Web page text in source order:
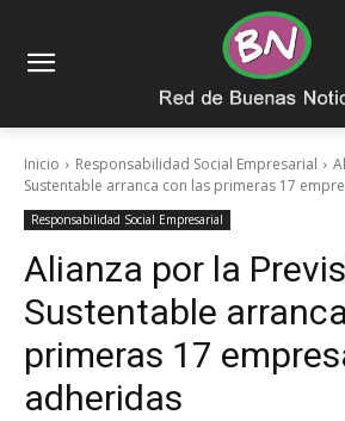
Inicio Responsabilidad Social Empresarial
Sustentable arranca con las primeras 17
Responsabilidad Social Empresarial
Alianza por la
Sustentable
primeras 17
adheridas